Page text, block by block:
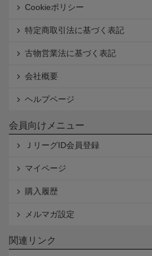
Cookieポリシー
特定商取引法に基づく表記
古物営業法に基づく表記
会社概要
ヘルプページ
会員向けメニュー
ＪリーグID会員登録
マイページ
購入履歴
メルマガ設定
関連リンク